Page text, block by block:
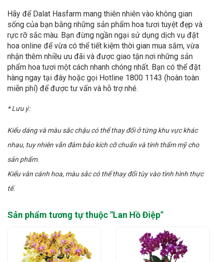
Hãy để Dalat Hasfarm mang thiên nhiên vào không gian
sống của bạn bằng những sản phẩm hoa tươi tuyệt đẹp và
rực rỡ sắc màu. Bạn đừng ngần ngại sử dụng dịch vụ đặt
hoa online để vừa có thể tiết kiệm thời gian mua sắm, vừa
nhận thêm nhiều ưu đãi và được giao tận nơi những sản
phẩm hoa tươi một cách nhanh chóng nhất. Bạn có thể đặt
hàng ngay tại đây hoặc gọi Hotline 1800 1143 (hoàn toàn
miễn phí) để được tư vấn và hỗ trợ nhé.
* Lưu ý:
Kiểu dáng và màu sắc chậu có thể thay đổi ở từng khu vực khác
nhau, tuy nhiên vẫn đảm bảo kích cỡ chuẩn và tính thẩm mỹ cho
sản phẩm.
Kiểu vân cánh hoa, màu sắc có thể thay đổi tùy vào tình hình thực
tế.
Sản phẩm tương tự thuộc "Lan Hồ Điệp"